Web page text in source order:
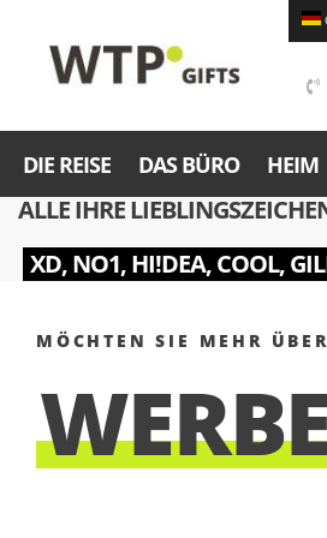
DIE REISE DAS BÜRO HEIM
ALLE IHRE
XD, NO1, HI!DEA, COOL,
MÖCHTEN SIE MEHR